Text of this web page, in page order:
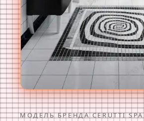
МОДЕЛЬ БРЕНДА CERUTTI SPA